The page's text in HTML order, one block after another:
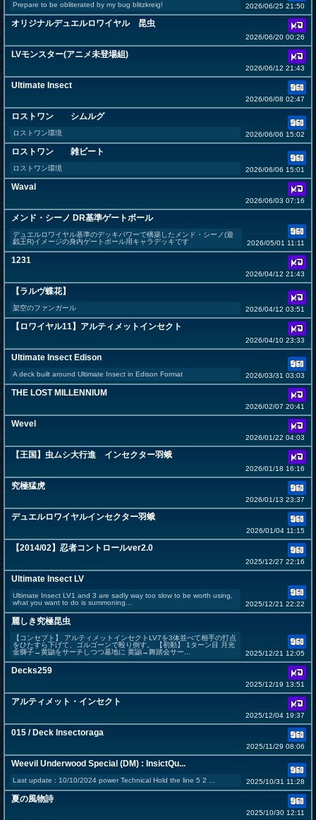
Prepare to be obliterated by my bug blitzkreig! 2026/06/25 21:50
オリジナルデュエルロワイヤル 昆虫
2026/06/20 00:26
LVモンスター(アニメ未登場組)
2026/06/12 21:43
Ultimate Insect
2026/06/08 02:47
ロストワン シムルグ
ロストワン環境 2026/06/06 15:02
ロストワン 雑ビート
ロストワン環境 2026/06/06 15:01
Waval
2026/06/03 07:16
メンド・シーノ DR基準ゲートボール
デュエルロワイヤル基準のデッキパワーで構築したメンド・シーノ(遊
戯王R)イメージの身内ゲートボール用キャラデッキです
2026/05/01 11:11
1231
2026/04/12 21:43
【ラルヴ蝶花】
架空のファンガール 2026/04/12 03:51
【ロワイヤル11】アルティメットインセクト
2026/04/10 23:33
Ultimate Insect Edison
A deck built around Ultimate Insect in Edison Format 2026/03/31 03:03
THE LOST MILLENNIUM
2026/02/07 20:41
Wevel
2026/01/22 04:03
【王国】虫ムシ大行進 インセクター羽蛾
2026/01/18 16:16
究極猛虎
2026/01/13 23:37
デュエルロワイヤルインセクター羽蛾
2026/01/04 11:15
【2014/02】忍者コントロールver2.0
2025/12/27 22:16
Ultimate Insect LV
Ultimate Insect LV1 and 3 are sadly way too slow to be worth using,
what you want to do is summoning...
2025/12/21 22:22
麗しき究極昆虫
【コンセプト】 アルティメットインセクトLV7を3体並べて相手の打点
をひたすら下げて、ゴルゴーンで殴り倒す。 【初動】 1ターン目 月光
金獅子→黄鼬をサーチしつつ墓地に 黄鼬→舞踏会サー...
2025/12/21 12:05
Decks259
2025/12/19 13:51
アルティメット・インセクト
2025/12/04 19:37
015 / Deck Insectoraga
2025/11/29 08:06
Weevil Underwood Special (DM) : InsictQu...
Last update : 10/10/2024 power Technical Hold the line 5 2 ... 2025/10/31 11:28
夏の風物詩
2025/10/30 12:11